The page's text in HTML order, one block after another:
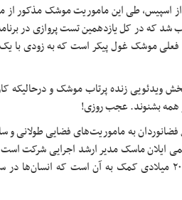
اسپیس، طی این ماموریت موشک مذکور از
شد که در کل یازدهمین تست پروازی در
موشک غول پیکر است که به زودی با
زنده پرتاب موشک و درحالیکه
همه بشنوند. عجب روزی!
به ماموریت‌های فضایی طولانی و
ایلان ماسک مدیر ارشد اجرایی شرکت
دلیل اصلی تاسیس اسپیس ایکس در ۲۰۰۲ میلادی کمک به آن است که